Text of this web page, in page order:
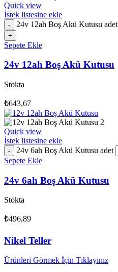
Quick view
İstek listesine ekle
24v 12ah Boş Akü Kutusu adet
Sepete Ekle
24v 12ah Boş Akü Kutusu
Stokta
₺643,67
Quick view
İstek listesine ekle
24v 6ah Boş Akü Kutusu adet
Sepete Ekle
24v 6ah Boş Akü Kutusu
Stokta
₺496,89
Nikel Teller
Ürünleri Görmek İçin Tıklayınız